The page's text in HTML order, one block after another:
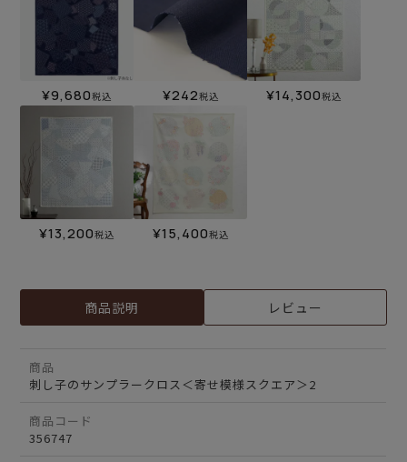
¥9,680税込 ¥242税込 ¥14,300税込
¥13,200税込 ¥15,400税込
商品説明 レビュー
商品
刺し子のサンプラークロス＜寄せ模様スクエア＞2
商品コード
356747